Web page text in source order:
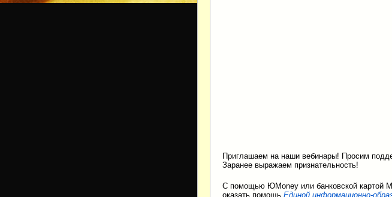
Приглашаем на наши вебинары! Просим
Заранее выражаем признательность!
С помощью ЮMoney или банковской картой
оказать помощь Единой информационно-